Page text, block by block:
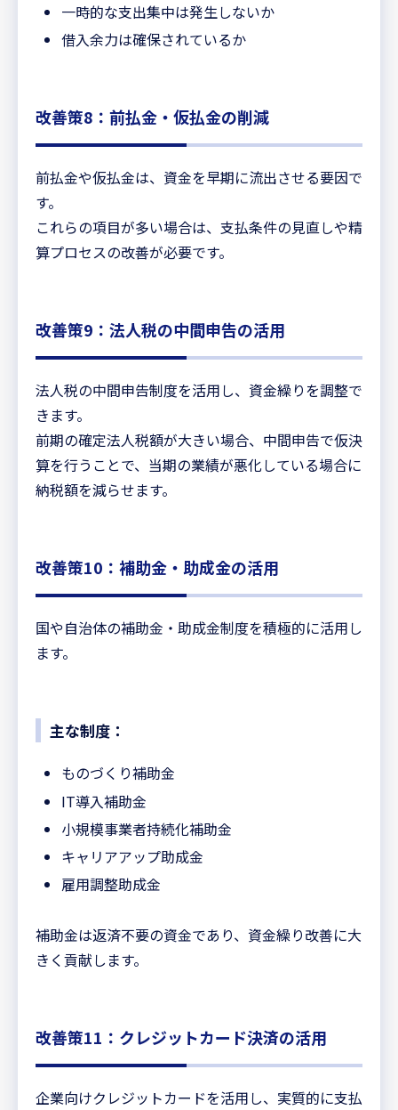
一時的な支出集中は発生しないか
借入余力は確保されているか
改善策8：前払金・仮払金の削減
前払金や仮払金は、資金を早期に流出させる要因で
す。
これらの項目が多い場合は、支払条件の見直しや精
算プロセスの改善が必要です。
改善策9：法人税の中間申告の活用
法人税の中間申告制度を活用し、資金繰りを調整で
きます。
前期の確定法人税額が大きい場合、中間申告で仮決
算を行うことで、当期の業績が悪化している場合に
納税額を減らせます。
改善策10：補助金・助成金の活用
国や自治体の補助金・助成金制度を積極的に活用し
ます。
主な制度：
ものづくり補助金
IT導入補助金
小規模事業者持続化補助金
キャリアアップ助成金
雇用調整助成金
補助金は返済不要の資金であり、資金繰り改善に大
きく貢献します。
改善策11：クレジットカード決済の活用
企業向けクレジットカードを活用し、実質的に支払